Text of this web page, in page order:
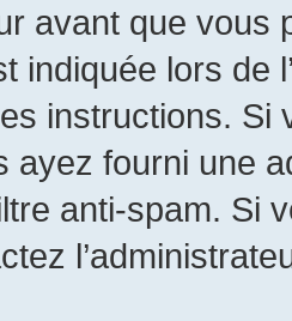
avant que
indiquée lors de
instructions. Si
ayez fourni une
anti-spam. Si